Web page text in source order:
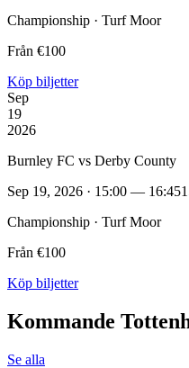
Championship · Turf Moor
Från €100
Köp biljetter
Sep
19
2026
Burnley FC vs Derby County
Sep 19, 2026 · 15:00 — 16:45
Championship · Turf Moor
Från €100
Köp biljetter
Kommande
Se alla